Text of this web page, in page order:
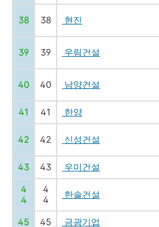
38 38 현진
39 39 우림건설
40 40 남양건설
41
41 한양
42 42 신성건설
43
43 우미건설
4
4
4
4
한솔건설
45 45 금광기업